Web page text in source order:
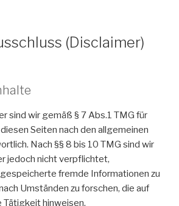
(Disclaimer)
sind wir gemäß § 7 Abs.1 TMG für
Seiten nach den allgemeinen
Nach §§ 8 bis 10 TMG sind wir
jedoch nicht verpflichtet,
fremde Informationen zu
Umständen zu forschen, die auf
hinweisen.